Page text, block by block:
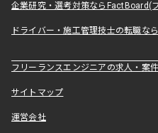
企業研究・選考対策ならFactBoard(
ドライバー・施工管理技士の転職な
フリーランスエンジニアの求人・案件
サイトマップ
運営会社